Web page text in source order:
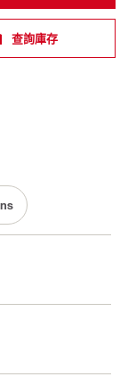
查詢庫存